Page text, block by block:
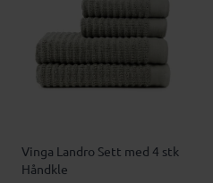
Vinga Landro Sett med 4 stk
Håndkle